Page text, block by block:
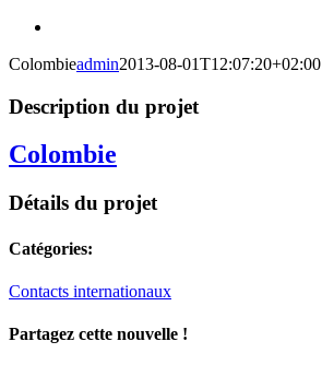
Image
Colombieadmin2013-08-01T12:07:20+02:00
Description du projet
Colombie
Détails du projet
Catégories:
Contacts internationaux
Partagez cette nouvelle !